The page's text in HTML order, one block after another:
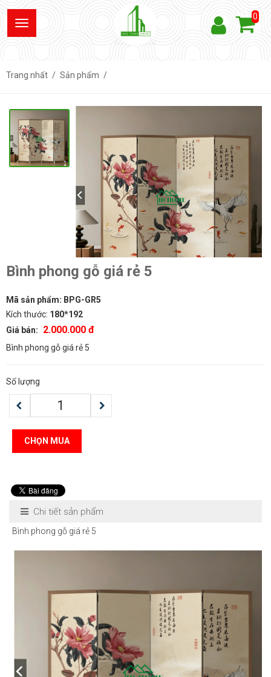
0
Trang nhất Sản phẩm
Bình phong gỗ giá rẻ 5
Mã sản phẩm: BPG-GR5
Kích thước: 180*192
Giá bán:
2.000.000 đ
Bình phong gỗ giá rẻ 5
Số lượng
CHỌN MUA
Chi tiết sản phẩm
Bình phong gỗ giá rẻ 5